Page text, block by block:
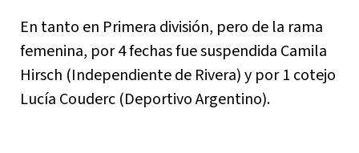
En tanto en Primera división, pero de la rama
femenina, por 4 fechas fue suspendida Camila
Hirsch (Independiente de Rivera) y por 1 cotejo
Lucía Couderc (Deportivo Argentino).